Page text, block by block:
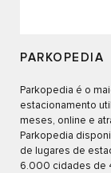
PARKOPEDIA
Parkopedia é o
estacionamento
meses, online e
Parkopedia
de lugares de
6.000 cidades de